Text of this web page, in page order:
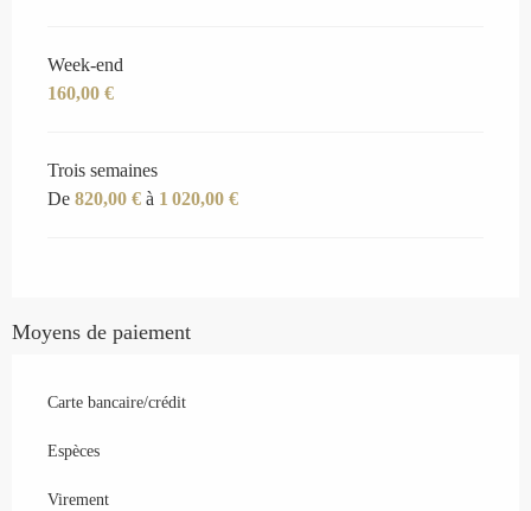
Week-end
160,00 €
Trois semaines
De 820,00 € à 1 020,00 €
Moyens de paiement
Carte bancaire/crédit
Espèces
Virement